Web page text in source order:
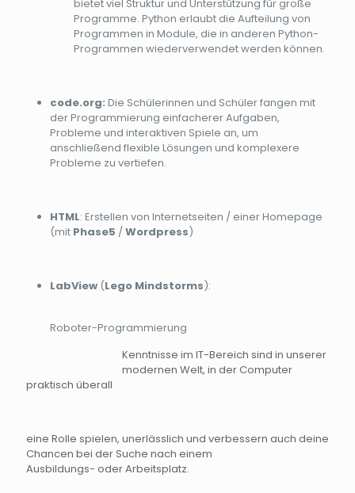
bietet viel Struktur und Unterstützung für große
Programme. Python erlaubt die Aufteilung von
Programmen in Module, die in anderen Python-
Programmen wiederverwendet werden können.
code.org: Die Schülerinnen und Schüler fangen mit
der Programmierung einfacherer Aufgaben,
Probleme und interaktiven Spiele an, um
anschließend flexible Lösungen und komplexere
Probleme zu vertiefen.
HTML: Erstellen von Internetseiten / einer Homepage
(mit Phase5 /Wordpress)
LabView (Lego Mindstorms):
Roboter-Programmierung
Kenntnisse im IT-Bereich sind in unserer
modernen Welt, in der Computer
praktisch überall
eine Rolle spielen, unerlässlich und verbessern auch deine
Chancen bei der Suche nach einem
Ausbildungs- oder Arbeitsplatz.